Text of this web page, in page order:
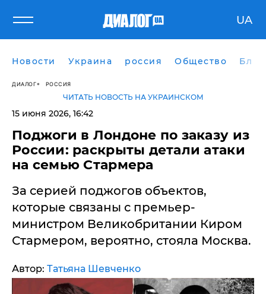
UA
Новости Украина россия Общество
ДИАЛОГ РОССИЯ
ЧИТАТЬ НОВОСТЬ НА УКРАИНСКОМ
15 июня 2026, 16:42
​Поджоги в Лондоне по заказу из
России: раскрыты детали атаки
на семью Стармера
За серией поджогов объектов,
которые связаны с премьер-
министром Великобритании Киром
Стармером, вероятно, стояла Москва.
Автор: Татьяна Шевченко